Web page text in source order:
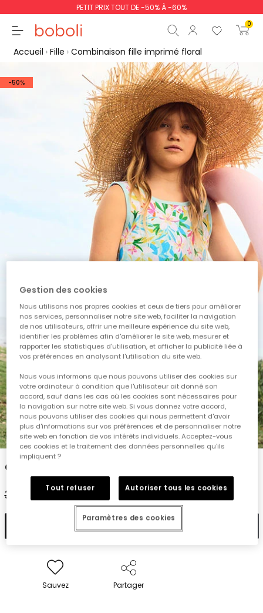
PETIT PRIX TOUT DE -50% À -60%
0
0,00 €
0,00 €
poursuit Commencer la
Accueil Fille Combinaison fille imprimé floral
-50%
1 2 3 4 5 6
Combinaison fille imprimé floral
32,95 € 16,45 €
Sauvez Partager
Gestion des cookies
Nous utilisons nos propres cookies et ceux de tiers pour améliorer
nos services, personnaliser notre site web, faciliter la navigation
de nos utilisateurs, offrir une meilleure expérience du site web,
identifier les problèmes afin d'améliorer le site web, mesurer et
rapporter les statistiques d'utilisation, et afficher la publicité liée à
vos préférences en analysant l'utilisation du site web.
Nous vous informons que nous pouvons utiliser des cookies sur
votre ordinateur à condition que l'utilisateur ait donné son
accord, sauf dans les cas où les cookies sont nécessaires pour
la navigation sur notre site web. Si vous donnez votre accord,
nous pouvons utiliser des cookies qui nous permettent d'avoir
plus d'informations sur vos préférences et de personnaliser notre
site web en fonction de vos intérêts individuels. Acceptez-vous
ces cookies et le traitement des données personnelles qu'ils
impliquent ?
Tout refuser Autoriser tous les cookies
Paramètres des cookies